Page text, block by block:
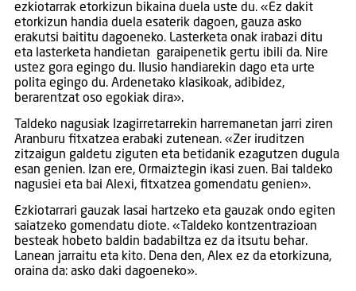
ezkiotarrak etorkizun bikaina duela uste du. «Ez dakit
etorkizun handia duela esaterik dagoen, gauza asko
erakutsi baititu dagoeneko. Lasterketa onak irabazi ditu
eta lasterketa handietan garaipenetik gertu ibili da. Nire
ustez gora egingo du. Ilusio handiarekin dago eta urte
polita egingo du. Ardenetako klasikoak, adibidez,
berarentzat oso egokiak dira».
Taldeko nagusiak Izagirretarrekin harremanetan jarri ziren
Aranburu fitxatzea erabaki zutenean. «Zer iruditzen
zitzaigun galdetu ziguten eta betidanik ezagutzen dugula
esan genien. Izan ere, Ormaiztegin ikasi zuen. Bai taldeko
nagusiei eta bai Alexi, fitxatzea gomendatu genien».
Ezkiotarrari gauzak lasai hartzeko eta gauzak ondo egiten
saiatzeko gomendatu diote. «Taldeko kontzentrazioan
besteak hobeto baldin badabiltza ez da itsutu behar.
Lanean jarraitu eta kito. Dena den, Alex ez da etorkizuna,
oraina da: asko daki dagoeneko».